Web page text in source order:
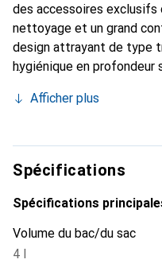
des accessoires
nettoyage et un grand
design attrayant de type
hygiénique en profondeur
Kärcher offre les
519 sont pulvérisés sous
surfaces textiles et
adapté aux familles, aux
foyers avec animaux. En
aspirateur eau et
réservoir d'eau fraîche
Afficher plus
Spécifications
Spécifications
Volume du bac/du sac
4 l